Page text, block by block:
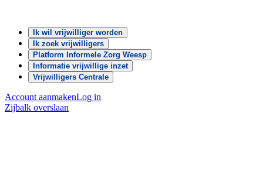
Ik wil vrijwilliger worden
Ik zoek vrijwilligers
Platform Informele Zorg Weesp
Informatie vrijwillige inzet
Vrijwilligers Centrale
Account aanmakenLog in
Zijbalk overslaan